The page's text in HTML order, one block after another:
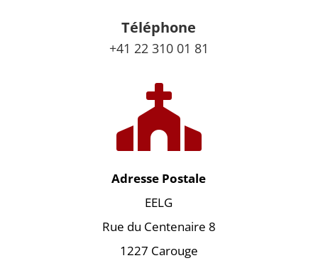
Téléphone
+41 22 310 01 81

Adresse Postale
EELG
Rue du Centenaire 8
1227 Carouge